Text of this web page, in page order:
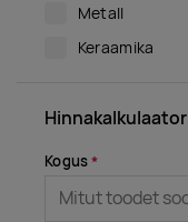
Metall
Keraamika
Hinnakalkulaator
Kogus